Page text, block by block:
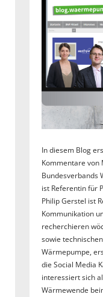
In diesem Blog
Kommentare von
Bundesverbands
ist Referentin für
Philip Gerstel ist
Kommunikation
recherchieren
sowie
Wärmepumpe,
die Social Media
interessiert sich
Wärmewende